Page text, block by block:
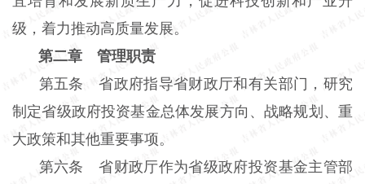
级，着力推动高质量发展。
第二章 管理职责
第五条 省政府指导省财政厅和有关部门，研究
制定省级政府投资基金总体发展方向、战略规划、重
大政策和其他重要事项。
第六条 省财政厅作为省级政府投资基金主管部